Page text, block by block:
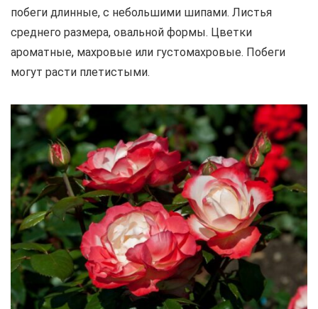
побеги длинные, с небольшими шипами. Листья
среднего размера, овальной формы. Цветки
ароматные, махровые или густомахровые. Побеги
могут расти плетистыми.